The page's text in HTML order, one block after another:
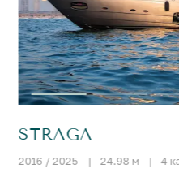
STRAGA
2016 / 2025 | 24.98 м | 4